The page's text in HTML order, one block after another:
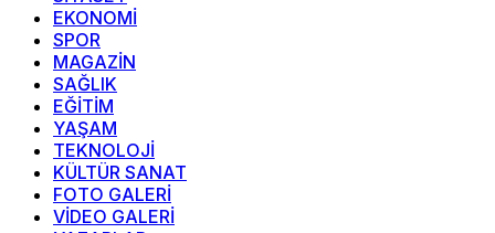
EKONOMİ
SPOR
MAGAZİN
SAĞLIK
EĞİTİM
YAŞAM
TEKNOLOJİ
KÜLTÜR SANAT
FOTO GALERİ
VİDEO GALERİ